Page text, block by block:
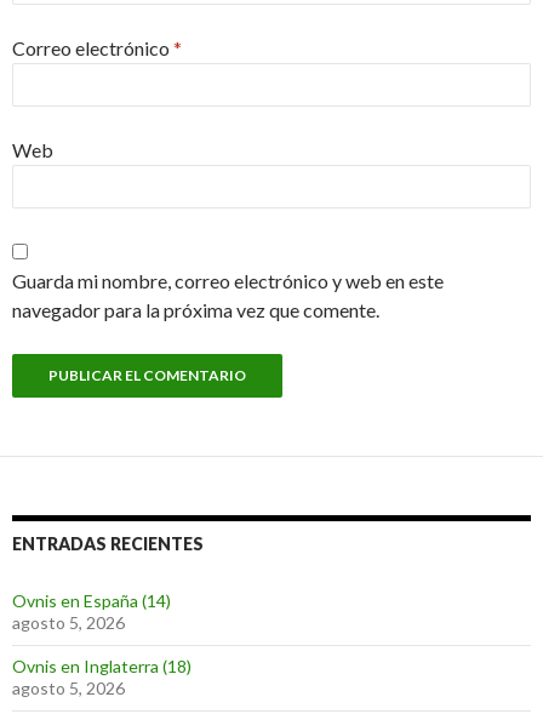
Correo electrónico *
Web
Guarda mi nombre, correo electrónico y web en este
navegador para la próxima vez que comente.
ENTRADAS RECIENTES
Ovnis en España (14)
agosto 5, 2026
Ovnis en Inglaterra (18)
agosto 5, 2026